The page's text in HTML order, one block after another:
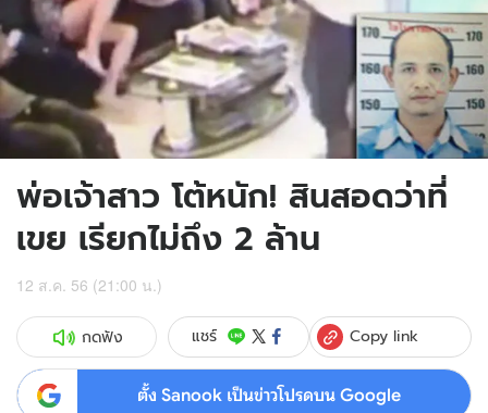
พ่อเจ้าสาว โต้หนัก! สินสอดว่าที่
เขย เรียกไม่ถึง 2 ล้าน
12 ส.ค. 56 (21:00 น.)
กดฟัง แชร์ Copy link
ตั้ง Sanook เป็นข่าวโปรดบน Google